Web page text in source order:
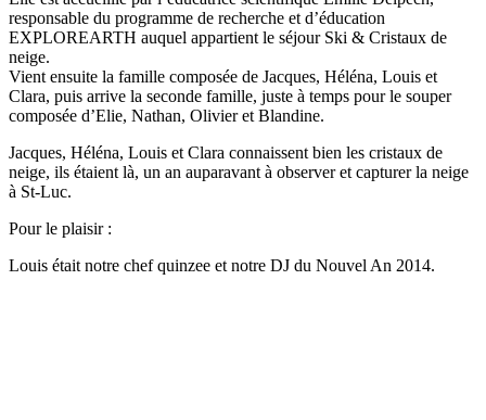
responsable du programme de recherche et d’éducation
EXPLOREARTH auquel appartient le séjour Ski & Cristaux de
neige.
Vient ensuite la famille composée de Jacques, Héléna, Louis et
Clara, puis arrive la seconde famille, juste à temps pour le souper
composée d’Elie, Nathan, Olivier et Blandine.
Jacques, Héléna, Louis et Clara connaissent bien les cristaux de
neige, ils étaient là, un an auparavant à observer et capturer la neige
à St-Luc.
Pour le plaisir :
Louis était notre chef quinzee et notre DJ du Nouvel An 2014.